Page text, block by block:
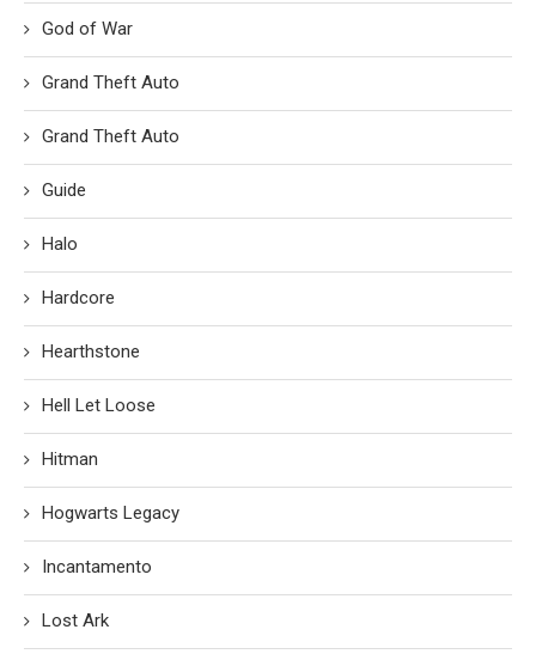
God of War
Grand Theft Auto
Grand Theft Auto
Guide
Halo
Hardcore
Hearthstone
Hell Let Loose
Hitman
Hogwarts Legacy
Incantamento
Lost Ark